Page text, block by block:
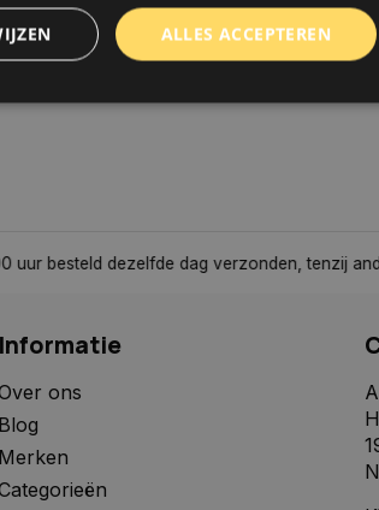
dezelfde dag verzonden, tenzij anders
Informatie
ons
Blog
Merken
ALLES ACCEPTEREN
Dit cookie wordt gebruikt om een identificatiecode
sessie ID wordt gebruikt om een veilige en
consistente gebruikerservaring te behouden, ervoor
te zorgen dat pagina wijzigingen of item selecties
worden onthouden van pagina naar pagina. Het slaat
geen persoonlijke gegevens op.
Deze cookie wordt gebruikt om onderscheid te